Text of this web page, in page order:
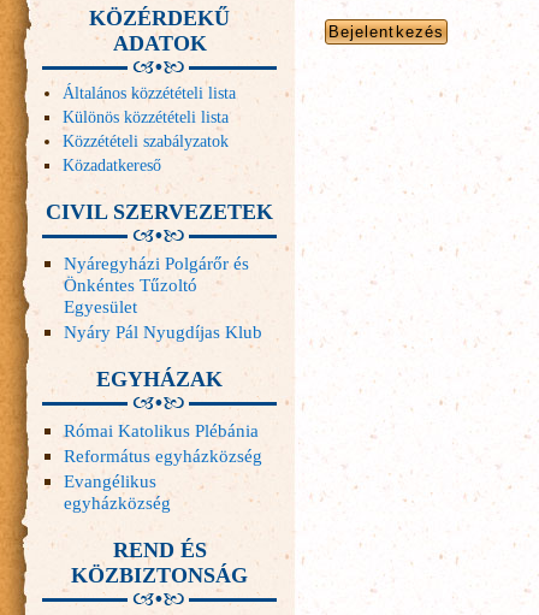
KÖZÉRDEKŰ
ADATOK
Általános közzétételi lista
Különös közzétételi lista
Közzétételi szabályzatok
Közadatkereső
CIVIL SZERVEZETEK
Nyáregyházi Polgárőr és
Önkéntes Tűzoltó
Egyesület
Nyáry Pál Nyugdíjas Klub
EGYHÁZAK
Római Katolikus Plébánia
Református egyházközség
Evangélikus
egyházközség
REND ÉS
KÖZBIZTONSÁG